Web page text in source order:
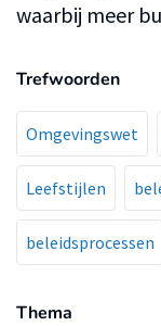
waarbij meer
Trefwoorden
Omgevingswet
Leefstijlen
beleidsprocessen
Thema